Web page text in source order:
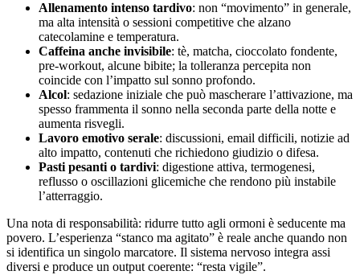
Allenamento intenso tardivo: non “movimento” in generale,
ma alta intensità o sessioni competitive che alzano
catecolamine e temperatura.
Caffeina anche invisibile: tè, matcha, cioccolato fondente,
pre-workout, alcune bibite; la tolleranza percepita non
coincide con l’impatto sul sonno profondo.
Alcol: sedazione iniziale che può mascherare l’attivazione, ma
spesso frammenta il sonno nella seconda parte della notte e
aumenta risvegli.
Lavoro emotivo serale: discussioni, email difficili, notizie ad
alto impatto, contenuti che richiedono giudizio o difesa.
Pasti pesanti o tardivi: digestione attiva, termogenesi,
reflusso o oscillazioni glicemiche che rendono più instabile
l’atterraggio.
Una nota di responsabilità: ridurre tutto agli ormoni è seducente ma
povero. L’esperienza “stanco ma agitato” è reale anche quando non
si identifica un singolo marcatore. Il sistema nervoso integra assi
diversi e produce un output coerente: “resta vigile”.